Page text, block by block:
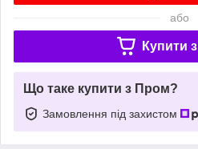
або
Купити з
Що таке купити з Пром?
Замовлення під захистом